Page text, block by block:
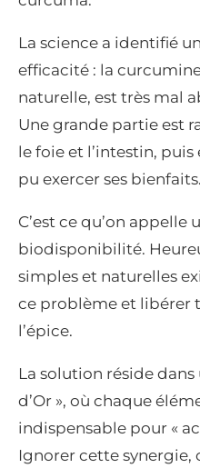
La science a identifié
efficacité : la
naturelle, est très mal
Une grande partie est
le foie et l’intestin,
pu exercer ses bienfaits.
C’est ce qu’on appelle
biodisponibilité.
simples et naturelles
ce problème et libérer
l’épice.
La solution réside dans
d’Or », où chaque
indispensable pour «
Ignorer cette synergie,